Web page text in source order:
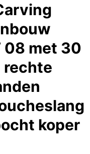
08 met 30
rechte
koper